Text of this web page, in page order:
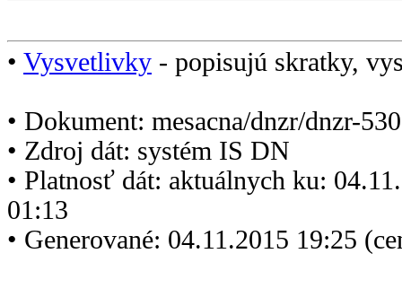
• Vysvetlivky - popisujú skratky,
• Dokument: mesacna/dnzr/dnzr-
• Zdroj dát: systém IS DN
• Platnosť dát: aktuálnych ku:
01:13
• Generované: 04.11.2015 19:25